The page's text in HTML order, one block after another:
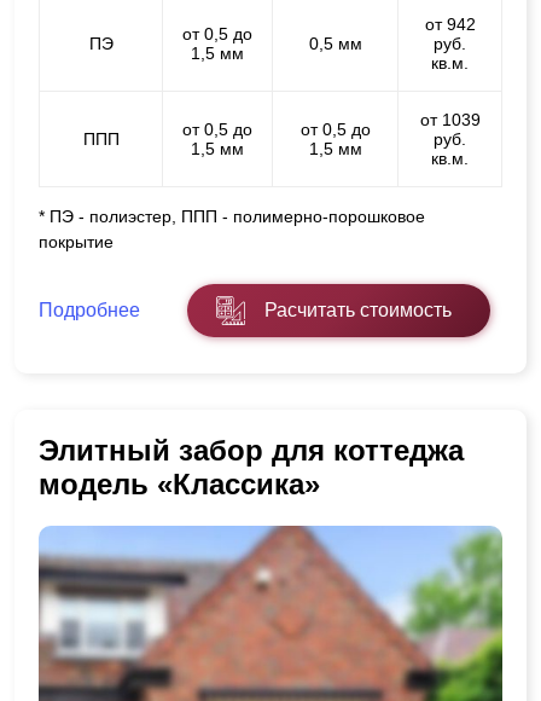
ПЭ
от 0,5 до
1,5 мм
0,5 мм
от 942
руб.
кв.м.
ППП
от 0,5 до
1,5 мм
от 0,5 до
1,5 мм
от 1039
руб.
кв.м.
* ПЭ - полиэстер, ППП - полимерно-порошковое
покрытие
Подробнее Расчитать стоимость
Элитный забор для коттеджа
модель «Классика»